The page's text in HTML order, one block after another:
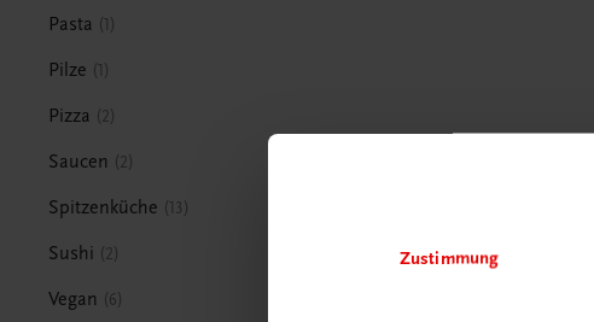
Zustimmung
Pasta 1
Pilze 1
Pizza 2
Saucen 2
Spitzenküche 13
Sushi 2
Vegan 6